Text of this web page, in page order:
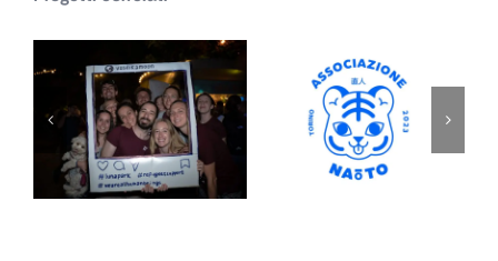
La Luna di
Vasilika
Associazione
NAOTO